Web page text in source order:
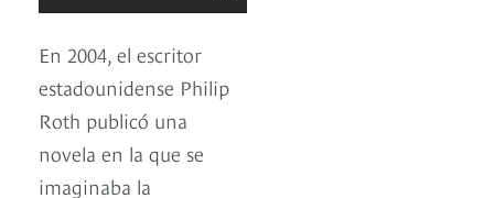
En 2004, el escritor
estadounidense Philip
Roth publicó una
novela en la que se
imaginaba la